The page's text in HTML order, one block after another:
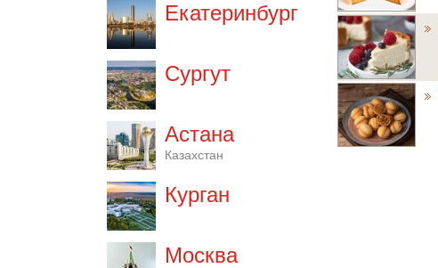
Екатеринбург
Сургут
Астана
Казахстан
Курган
Москва